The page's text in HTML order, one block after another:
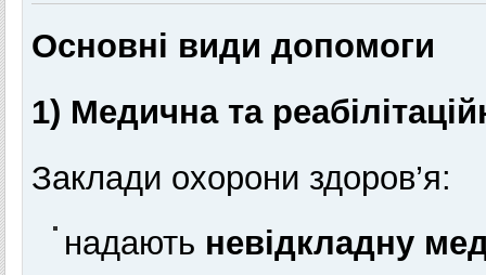
Основні види допомоги
1) Медична та
Заклади охорони здоров’я:
надають невідкладну